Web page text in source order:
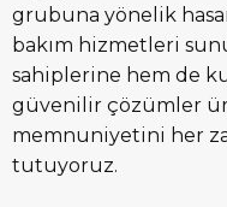
grubuna yönelik
bakım hizmetleri
sahiplerine hem de
güvenilir çözümler
memnuniyetini her
tutuyoruz.